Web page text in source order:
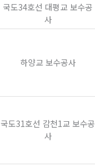
국도34호선 대평교 보수공
사
하양교 보수공사
국도31호선 감천1교 보수공
사